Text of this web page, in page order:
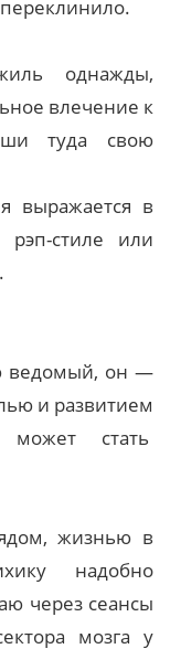
однажды,
влечение к
туда свою
выражается в
стиле или
ведомый, он —
и развитием
стать
жизнью в
надобно
через сеансы
мозга у